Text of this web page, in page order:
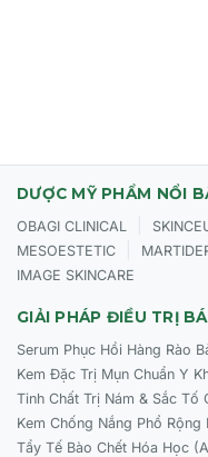
DƯỢC MỸ PHẨM NỔI
OBAGI CLINICAL
MESOESTETIC
IMAGE SKINCARE
GIẢI PHÁP ĐIỀU TRỊ
Serum Phục Hồi Hàng Rào
Kem Đặc Trị Mụn Chuẩn Y
Tinh Chất Trị Nám & Sắc Tố
Kem Chống Nắng Phổ Rộng
Tẩy Tế Bào Chết Hóa Học